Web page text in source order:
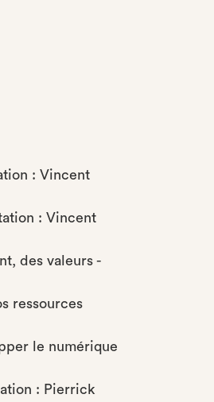
: Vincent
: Vincent
des valeurs -
ressources
le numérique
: Pierrick